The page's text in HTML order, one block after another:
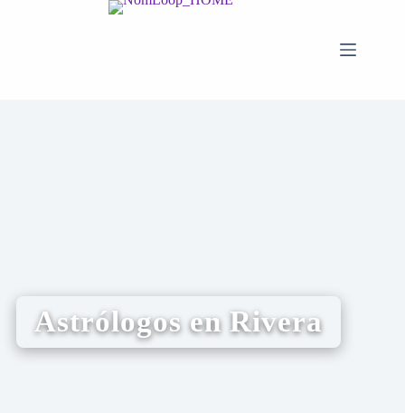
Astrólogos en Rivera